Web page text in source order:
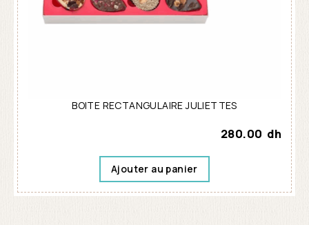
BOITE RECTANGULAIRE JULIETTES
280.00 dh
Ajouter au panier